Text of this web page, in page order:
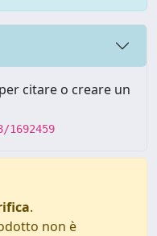
citare o creare un
.
non è